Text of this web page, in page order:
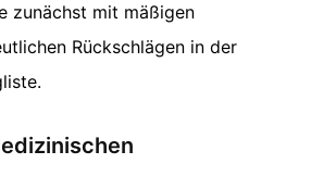
zunächst mit mäßigen
Rückschlägen in der